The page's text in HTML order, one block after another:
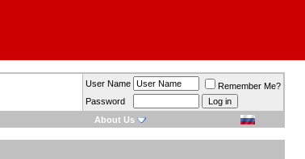
User Name
Remember Me?
Password
About Us